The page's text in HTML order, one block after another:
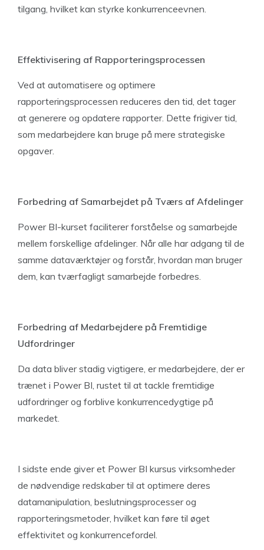
tilgang, hvilket kan styrke konkurrenceevnen.
Effektivisering af Rapporteringsprocessen
Ved at automatisere og optimere
rapporteringsprocessen reduceres den tid, det tager
at generere og opdatere rapporter. Dette frigiver tid,
som medarbejdere kan bruge på mere strategiske
opgaver.
Forbedring af Samarbejdet på Tværs af Afdelinger
Power BI-kurset faciliterer forståelse og samarbejde
mellem forskellige afdelinger. Når alle har adgang til de
samme dataværktøjer og forstår, hvordan man bruger
dem, kan tværfagligt samarbejde forbedres.
Forbedring af Medarbejdere på Fremtidige
Udfordringer
Da data bliver stadig vigtigere, er medarbejdere, der er
trænet i Power BI, rustet til at tackle fremtidige
udfordringer og forblive konkurrencedygtige på
markedet.
I sidste ende giver et Power BI kursus virksomheder
de nødvendige redskaber til at optimere deres
datamanipulation, beslutningsprocesser og
rapporteringsmetoder, hvilket kan føre til øget
effektivitet og konkurrencefordel.